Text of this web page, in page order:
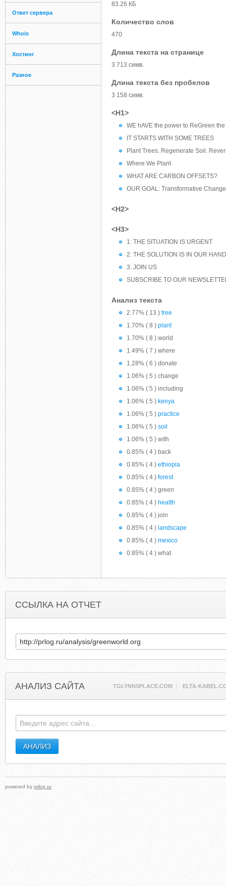
Ответ сервера
Whois
Хостинг
Разное
83.26 КБ
Количество слов
470
Длина текста на странице
3 713 симв.
Длина текста без пробелов
3 158 симв.
<H1>
WE hAVE the power to ReGreen
IT STARTS WITH SOME TREES
Plant Trees. Regenerate Soil.
Where We Plant
WHAT ARE CARBON OFFSETS?
OUR GOAL: Transformative Change
<H2>
<H3>
1: THE SITUATION IS URGENT
2: THE SOLUTION IS IN OUR
3: JOIN US
SUBSCRIBE TO OUR
Анализ текста
2.77% ( 13 ) tree
1.70% ( 8 ) plant
1.70% ( 8 ) world
1.49% ( 7 ) where
1.28% ( 6 ) donate
1.06% ( 5 ) change
1.06% ( 5 ) including
1.06% ( 5 ) kenya
1.06% ( 5 ) practice
1.06% ( 5 ) soil
1.06% ( 5 ) with
0.85% ( 4 ) back
0.85% ( 4 ) ethiopia
0.85% ( 4 ) forest
0.85% ( 4 ) green
0.85% ( 4 ) health
0.85% ( 4 ) join
0.85% ( 4 ) landscape
0.85% ( 4 ) mexico
0.85% ( 4 ) what
ССЫЛКА НА ОТЧЕТ
АНАЛИЗ САЙТА TGLYNNSPLACE.COM ELTA-
powered by prlog.ru